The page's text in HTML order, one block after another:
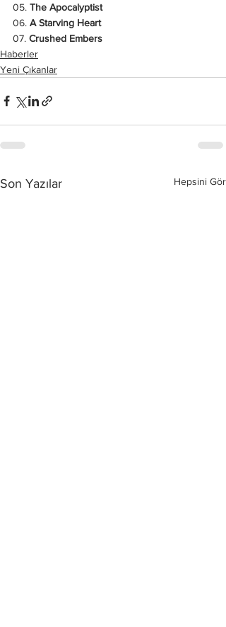
05. The Apocalyptist
06. A Starving Heart
07. Crushed Embers
Haberler
Yeni Çıkanlar
Son Yazılar Hepsini Gör